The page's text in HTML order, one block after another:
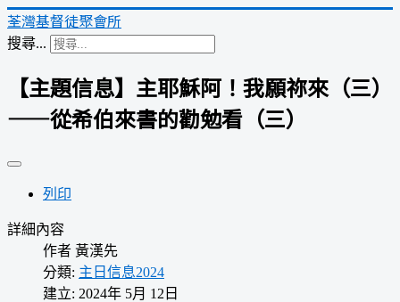
荃灣基督徒聚會所
搜尋...
【主題信息】主耶穌阿！我願祢來（三）
——從希伯來書的勸勉看（三）
列印
詳細內容
作者 黃漢先
分類: 主日信息2024
建立: 2024年 5月 12日